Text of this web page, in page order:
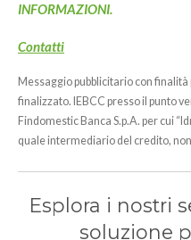
INFORMAZIONI.
Contatti
Messaggio pubblicitario con
finalizzato. IEBCC presso il punto
Findomestic Banca S.p.A. per cui
quale intermediario del credito,
Esplora i nostri
soluzione